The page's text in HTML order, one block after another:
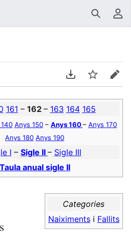
Buscar
Descarregar en
Vigilar
161 – 162 – 163 164 165
Anys 150– Anys 160– Anys 170
Anys 180 Anys 190
I – Sigle II – Sigle III
Taula anual sigle II
Categories
Naiximentsi Fallits